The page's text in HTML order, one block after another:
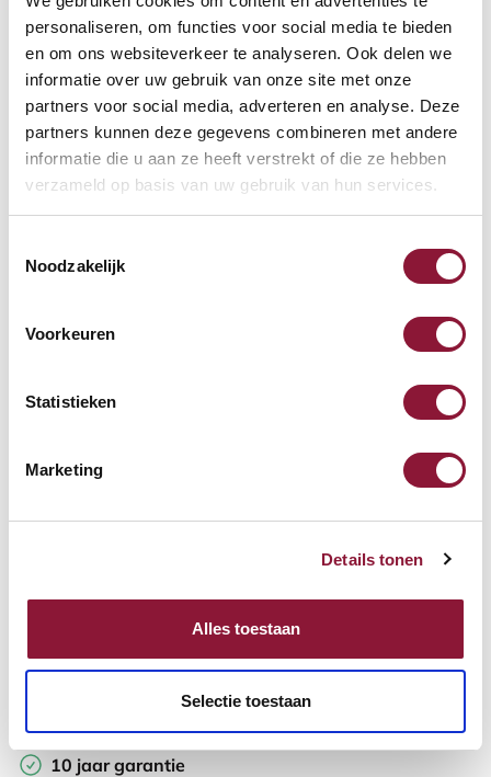
personaliseren, om functies voor social media te bieden
en om ons websiteverkeer te analyseren. Ook delen we
informatie over uw gebruik van onze site met onze
partners voor social media, adverteren en analyse. Deze
partners kunnen deze gegevens combineren met andere
informatie die u aan ze heeft verstrekt of die ze hebben
verzameld op basis van uw gebruik van hun services.
Noodzakelijk
Voorkeuren
Statistieken
Marketing
Details tonen
Alles toestaan
Selectie toestaan
VOETENSTER IN GEPOLIJST ALUMINIUM ?
Beschikbaar
Levertijd: 3-6 weken
Opzoek naar een offerte op maat? Maak je werkplek compleet
Toevoegen aan vergelijker
Laagste Prijsgarantie
Gratis verzending
10 jaar garantie